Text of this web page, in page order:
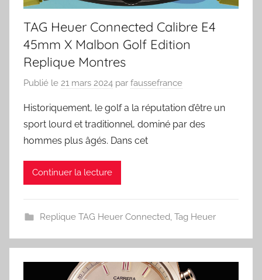
TAG Heuer Connected Calibre E4
45mm X Malbon Golf Edition
Replique Montres
Publié le 21 mars 2024 par faussefrance
Historiquement, le golf a la réputation d’être un
sport lourd et traditionnel, dominé par des
hommes plus âgés. Dans cet
Continuer la lecture
Replique TAG Heuer Connected Tag Heuer